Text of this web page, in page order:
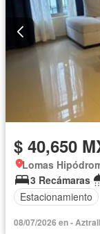
$ 40,650
Lomas
3 Recámaras
Estacionamiento
08/07/2026 en -